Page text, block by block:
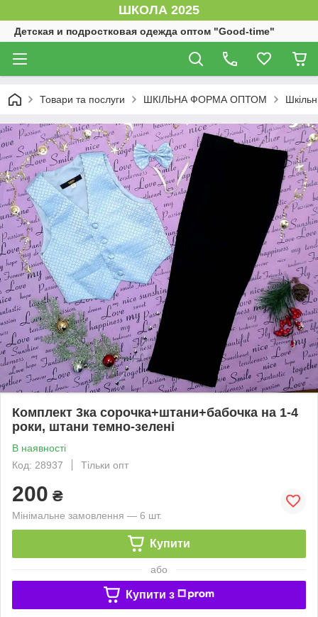
ШКОЛА 2025
Детская и подростковая одежда оптом "Good-time"
Товари та послуги ШКІЛЬНА ФОРМА ОПТОМ
Комплект 3ка сорочка+штани+бабочка на 1-4
роки, штани темно-зелені
В наявності
Код: 28937
Тільки опт
200 ₴
Мінімальне замовлення — 6 шт.
Купити
або
Купити з